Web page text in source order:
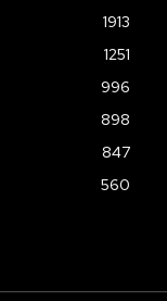
1913
1251
996
898
847
560